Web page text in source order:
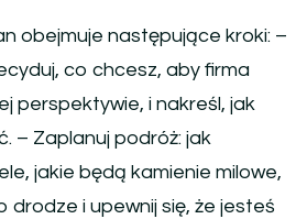
obejmuje następujące kroki: –
co chcesz, aby firma
perspektywie, i nakreśl, jak
– Zaplanuj podróż: jak
jakie będą kamienie milowe,
drodze i upewnij się, że jesteś